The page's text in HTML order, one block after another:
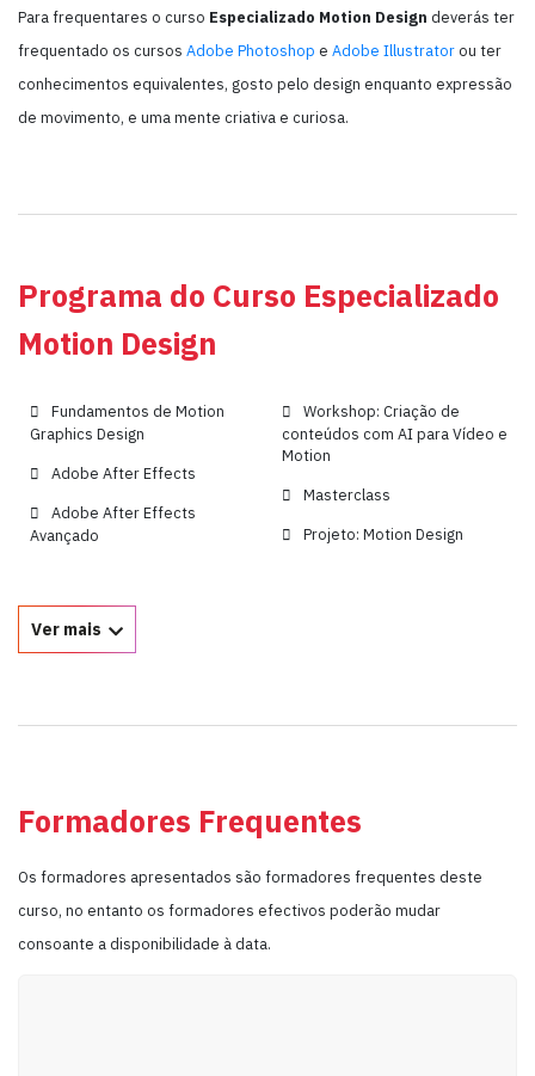
Para frequentares o curso Especializado Motion Design deverás ter
frequentado os cursos Adobe Photoshop e Adobe Illustrator ou ter
conhecimentos equivalentes, gosto pelo design enquanto expressão
de movimento, e uma mente criativa e curiosa.
Programa do Curso Especializado
Motion Design
Fundamentos de Motion
Graphics Design
Adobe After Effects
Adobe After Effects
Avançado
Workshop: Criação de
conteúdos com AI para Vídeo e
Motion
Masterclass
Projeto: Motion Design
Ver mais
Formadores Frequentes
Os formadores apresentados são formadores frequentes deste
curso, no entanto os formadores efectivos poderão mudar
consoante a disponibilidade à data.